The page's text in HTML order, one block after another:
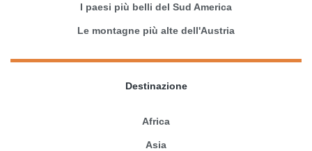
I paesi più belli del Sud America
Le montagne più alte dell'Austria
Destinazione
Africa
Asia